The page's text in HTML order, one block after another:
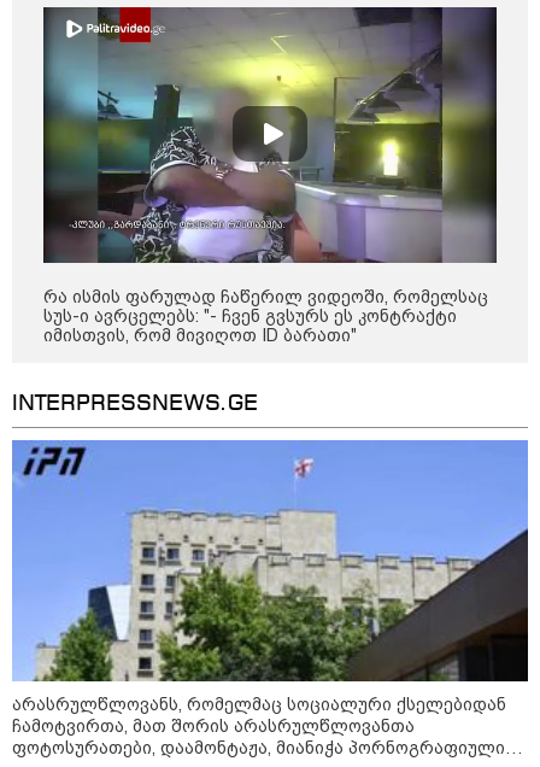
სცენიდან გადავარდეს“ -
დონალდ ტრამპის სიტყვით
გამოსვლისას დამსწრეები
სახალისო შემთხვევის მოწმენი
გახდნენ
23:45 / 05-08-2026
ტრაგედია შოტლანდიაში - 35
წლის მამას 9 წლის
ქალიშვილის მკვლელობაში
ედება ბრალი
კატეგორიის ყველა სიახლე
სოციალური ქსელებიდან
ჩამოტვირთა, მათ შორის
არასრულწლოვანთა
ფოტოსურათები, დაამონტაჟა,
მიანიჭა პორნოგრაფიული
იერსახე და შეურაცხმყოფელ
ტექსტებთან ერთად გაავრცელა,
ბრალი წარუდგინეს
სახალხო დამცველი - 2008 წლის
ომიდან 18 წლის თავზე, კვლავ
გამოწვევად რჩება საოკუპაციო
რეჟიმების მიერ, ე.წ. საზღვრის
უკანონო კვეთისთვის, პირთა
უკანონო დაკავებების და
პატიმრობის პრაქტიკა, ასევე
რა ისმის ფარულად ჩაწერილ ვიდეოში, რომელსაც
სუს-ი ავრცელებს: "- ჩვენ გვსურს ეს კონტრაქტი
იმისთვის, რომ მივიღოთ ID ბარათი"
INTERPRESSNEWS.GE
არასრულწლოვანს, რომელმაც სოციალური ქსელებიდან
ჩამოტვირთა, მათ შორის არასრულწლოვანთა
ფოტოსურათები, დაამონტაჟა, მიანიჭა პორნოგრაფიული